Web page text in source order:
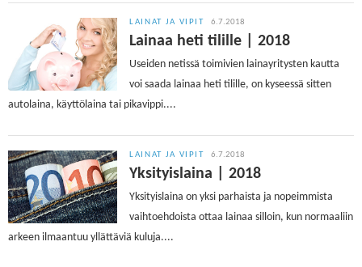
LAINAT JA VIPIT 6.7.2018
Lainaa heti tilille | 2018
Useiden netissä toimivien lainayritysten kautta
voi saada lainaa heti tilille, on kyseessä sitten
autolaina, käyttölaina tai pikavippi....
LAINAT JA VIPIT 6.7.2018
Yksityislaina | 2018
Yksityislaina on yksi parhaista ja nopeimmista
vaihtoehdoista ottaa lainaa silloin, kun normaaliin
arkeen ilmaantuu yllättäviä kuluja....